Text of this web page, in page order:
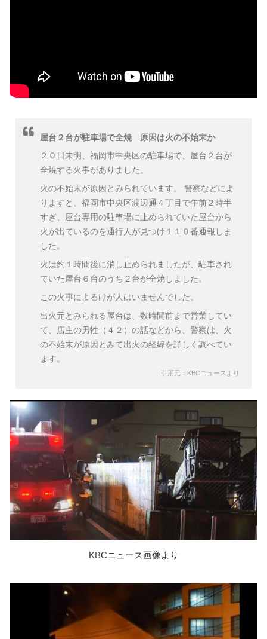
屋台２台が駐車場で全焼 原因は火の不始末か
２０日未明、福岡市中央区の駐車場で、屋台２台が
全焼する火事がありました。
火の不始末が原因とみられています。 警察などによ
りますと、福岡市中央区渡辺通４丁目で午前２時半
すぎ、屋台専用の駐車場に止められていた屋台から
火が出ているのを通行人が見つけ１１０番通報しま
した。
火は約１時間後に消し止められましたが、駐車され
ていた屋台６台のうち２台が全焼しました。
この火事によるけが人はいませんでした。
出火元とみられる屋台は、数時間前まで営業してい
て、店主の男性（４２）の話などから、警察は、火
の不始末が原因とみて出火の経緯を詳しく調べてい
ます。
引用元：KBCニュースより
KBCニュース画像より